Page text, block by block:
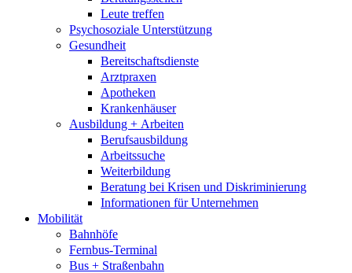
Leute treffen
Psychosoziale Unterstützung
Gesundheit
Bereitschaftsdienste
Arztpraxen
Apotheken
Krankenhäuser
Ausbildung + Arbeiten
Berufsausbildung
Arbeitssuche
Weiterbildung
Beratung bei Krisen und Diskriminierung
Informationen für Unternehmen
Mobilität
Bahnhöfe
Fernbus-Terminal
Bus + Straßenbahn